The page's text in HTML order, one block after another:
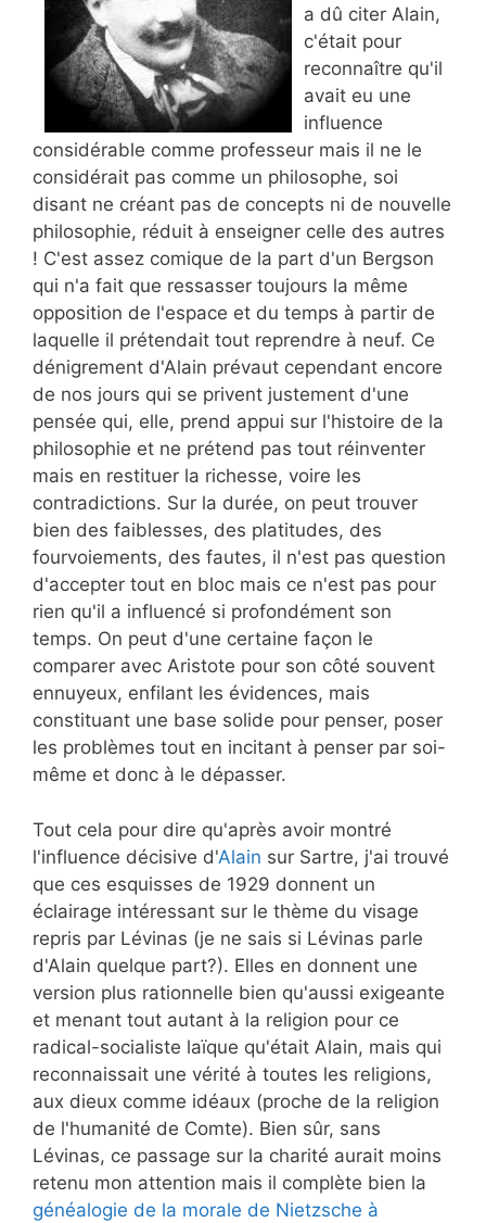
a dû citer Alain,
c'était pour
reconnaître qu'il
avait eu une
influence
considérable comme professeur mais il ne le
considérait pas comme un philosophe, soi
disant ne créant pas de concepts ni de nouvelle
philosophie, réduit à enseigner celle des autres
! C'est assez comique de la part d'un Bergson
qui n'a fait que ressasser toujours la même
opposition de l'espace et du temps à partir de
laquelle il prétendait tout reprendre à neuf. Ce
dénigrement d'Alain prévaut cependant encore
de nos jours qui se privent justement d'une
pensée qui, elle, prend appui sur l'histoire de la
philosophie et ne prétend pas tout réinventer
mais en restituer la richesse, voire les
contradictions. Sur la durée, on peut trouver
bien des faiblesses, des platitudes, des
fourvoiements, des fautes, il n'est pas question
d'accepter tout en bloc mais ce n'est pas pour
rien qu'il a influencé si profondément son
temps. On peut d'une certaine façon le
comparer avec Aristote pour son côté souvent
ennuyeux, enfilant les évidences, mais
constituant une base solide pour penser, poser
les problèmes tout en incitant à penser par soi-
même et donc à le dépasser.
Tout cela pour dire qu'après avoir montré
l'influence décisive d'Alain sur Sartre, j'ai trouvé
que ces esquisses de 1929 donnent un
éclairage intéressant sur le thème du visage
repris par Lévinas (je ne sais si Lévinas parle
d'Alain quelque part?). Elles en donnent une
version plus rationnelle bien qu'aussi exigeante
et menant tout autant à la religion pour ce
radical-socialiste laïque qu'était Alain, mais qui
reconnaissait une vérité à toutes les religions,
aux dieux comme idéaux (proche de la religion
de l'humanité de Comte). Bien sûr, sans
Lévinas, ce passage sur la charité aurait moins
retenu mon attention mais il complète bien la
généalogie de la morale de Nietzsche à